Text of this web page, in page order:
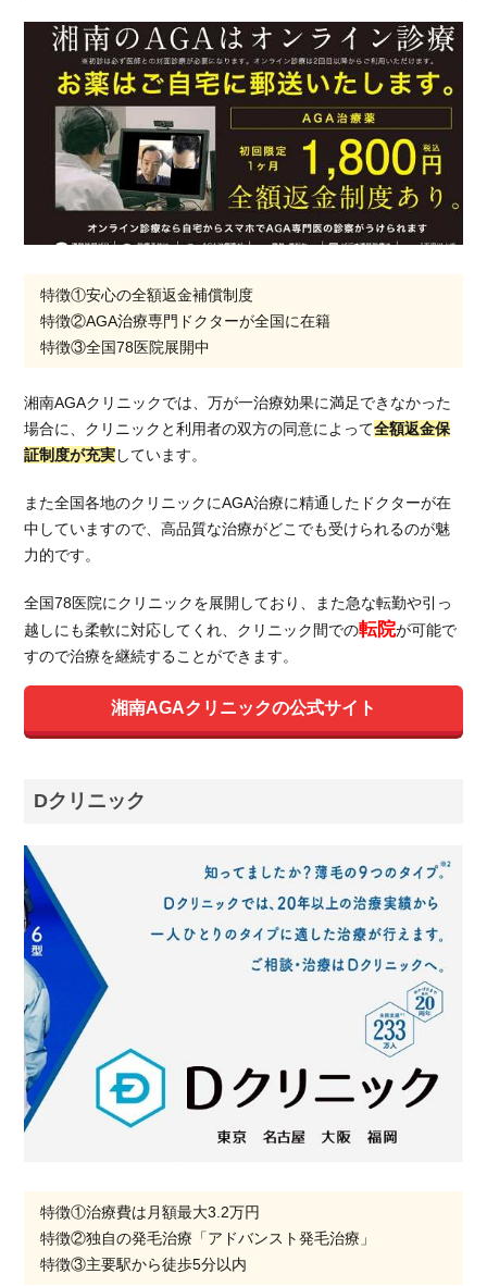
特徴①安心の全額返金補償制度
特徴②AGA治療専門ドクターが全国に在籍
特徴③全国78医院展開中
湘南AGAクリニックでは、万が一治療効果に満足できなかった
場合に、クリニックと利用者の双方の同意によって全額返金保
証制度が充実しています。
また全国各地のクリニックにAGA治療に精通したドクターが在
中していますので、高品質な治療がどこでも受けられるのが魅
力的です。
全国78医院にクリニックを展開しており、また急な転勤や引っ
越しにも柔軟に対応してくれ、クリニック間での転院が可能で
すので治療を継続することができます。
湘南AGAクリニックの公式サイト
Dクリニック
特徴①治療費は月額最大3.2万円
特徴②独自の発毛治療「アドバンスト発毛治療」
特徴③主要駅から徒歩5分以内